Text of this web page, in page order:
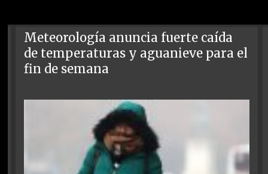
Meteorología anuncia fuerte caída
de temperaturas y aguanieve para el
fin de semana